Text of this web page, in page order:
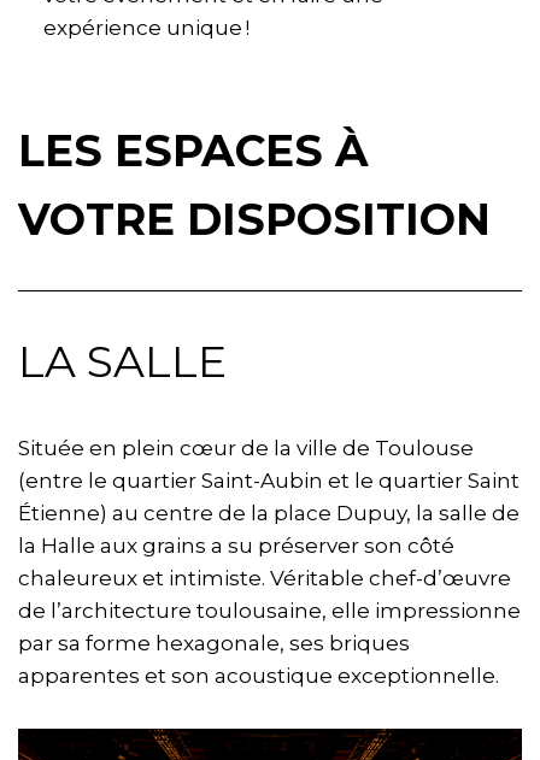
expérience unique !
LES ESPACES À
VOTRE DISPOSITION
LA SALLE
Située en plein cœur de la ville de Toulouse
(entre le quartier Saint-Aubin et le quartier Saint
Étienne) au centre de la place Dupuy, la salle de
la Halle aux grains a su préserver son côté
chaleureux et intimiste. Véritable chef-d’œuvre
de l’architecture toulousaine, elle impressionne
par sa forme hexagonale, ses briques
apparentes et son acoustique exceptionnelle.